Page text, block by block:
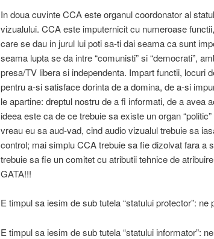
In doua cuvinte CCA este organul coordonator al
vizualului. CCA este imputernicit cu numeroase
care se dau in jurul lui poti sa-ti dai seama ca sunt
seama lupta se da intre “comunisti” si “democrati”,
presa/TV libera si independenta. Impart functii, locuri
pentru a-si satisface dorinta de a domina, de a-si
le apartine: dreptul nostru de a fi informati, de a avea
ideea este ca de ce trebuie sa existe un organ
vreau eu sa aud-vad, cind audio vizualul trebuie sa
control; mai simplu CCA trebuie sa fie dizolvat fara a
trebuie sa fie un comitet cu atributii tehnice de
GATA!!!
E timpul sa iesim de sub tutela “statului protector”: ne
E timpul sa iesim de sub tutela “statului informator”: